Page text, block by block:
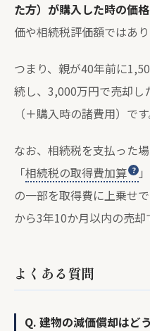
た方）が購入した時の価
価や相続税評価額ではあり
つまり、親が40年前に
続し、3,000万円で売却し
（＋購入時の諸費用）です
なお、相続税を支払った
「相続税の取得費加算
の一部を取得費に上乗せ
から3年10か月以内の売却
よくある質問
Q. 建物の減価償却はど